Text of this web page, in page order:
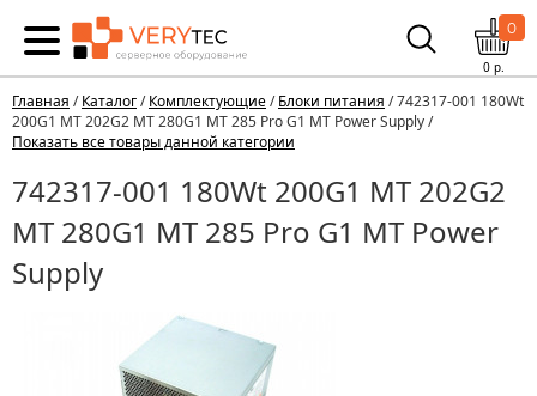
0
0р.
Главная /Каталог/Комплектующие/Блоки питания / 742317-001 180Wt
200G1 MT 202G2 MT 280G1 MT 285 Pro G1 MT Power Supply /
Показать все товары данной категории
742317-001 180Wt 200G1 MT 202G2
MT 280G1 MT 285 Pro G1 MT Power
Supply